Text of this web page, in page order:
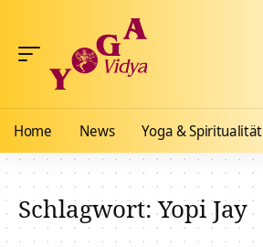
Home News Yoga & Spiritualität
Schlagwort:Yopi Jay